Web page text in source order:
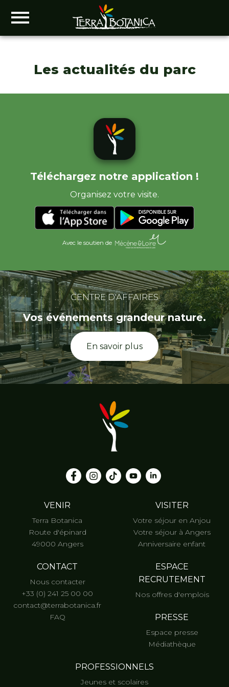
Les actualités du parc
Téléchargez notre application !
Organisez votre visite.
Avec le soutien de
CENTRE D'AFFAIRES
Vos événements grandeur nature.
En savoir plus
VENIR
Terra Botanica
Route d'épinard
49000 Angers
CONTACT
Nous contacter
+33 (0) 241 25 00 00
contact@terrabotanica.fr
FAQ
VISITER
Votre séjour en Anjou
Votre séjour à Angers
Anniversaire enfant
ESPACE
RECRUTEMENT
Nos offres d'emplois
PRESSE
Espace presse
Médiathèque
PROFESSIONNELS
Jeunes et scolaires